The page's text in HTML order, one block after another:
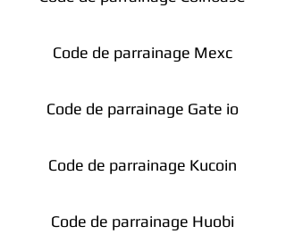
Code de parrainage Mexc
Code de parrainage Gate io
Code de parrainage Kucoin
Code de parrainage Huobi